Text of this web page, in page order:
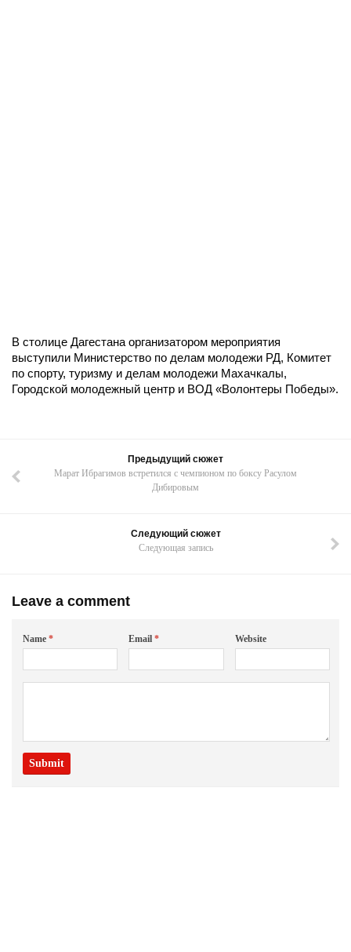
В столице Дагестана организатором мероприятия
выступили Министерство по делам молодежи РД, Комитет
по спорту, туризму и делам молодежи Махачкалы,
Городской молодежный центр и ВОД «Волонтеры Победы».
Предыдущий сюжет
Марат Ибрагимов встретился с чемпионом по боксу Расулом
Дибировым
Следующий сюжет
Следующая запись
Leave a comment
Name * Email* Website